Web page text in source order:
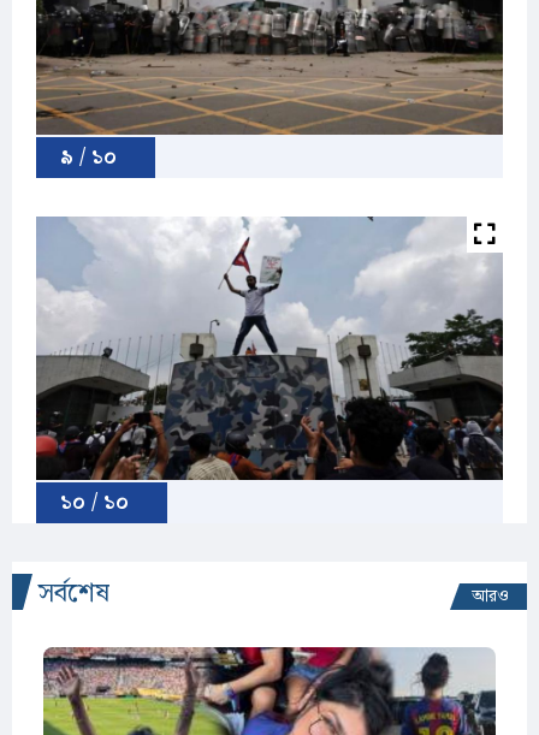
সর্বশেষ আরও
৯ / ১০
১০ / ১০